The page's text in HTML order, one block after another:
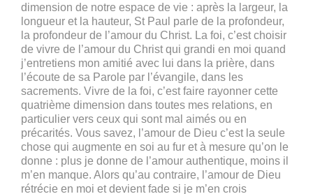
dimension de notre espace de vie : après la largeur, la
longueur et la hauteur, St Paul parle de la profondeur,
la profondeur de l’amour du Christ. La foi, c’est choisir
de vivre de l’amour du Christ qui grandi en moi quand
j’entretiens mon amitié avec lui dans la prière, dans
l’écoute de sa Parole par l’évangile, dans les
sacrements. Vivre de la foi, c’est faire rayonner cette
quatrième dimension dans toutes mes relations, en
particulier vers ceux qui sont mal aimés ou en
précarités. Vous savez, l’amour de Dieu c’est la seule
chose qui augmente en soi au fur et à mesure qu’on le
donne : plus je donne de l’amour authentique, moins il
m’en manque. Alors qu’au contraire, l’amour de Dieu
rétrécie en moi et devient fade si je m’en crois